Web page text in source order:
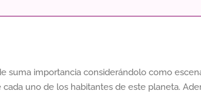
suma importancia considerándolo como
uno de los habitantes de este planeta.